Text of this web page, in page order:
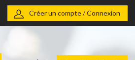
Créer un compte / Connexion